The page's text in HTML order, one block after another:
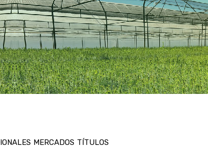
MERCADOS TÍTULOS